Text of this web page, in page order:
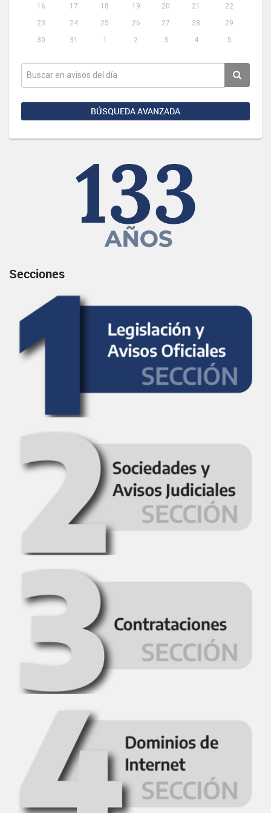
16
17 18 19 20 21
22
23
24 25 26 27 28
29
30
31 1 2 3 4 5
BÚSQUEDA AVANZADA
Secciones